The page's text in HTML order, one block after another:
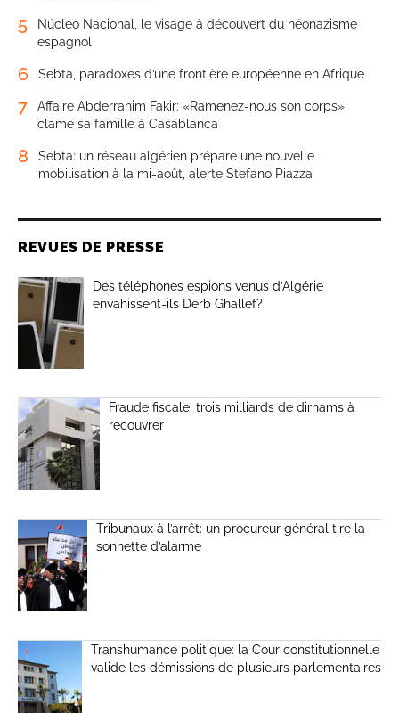
5
Núcleo Nacional, le visage à découvert du néonazisme
espagnol
6 Sebta, paradoxes d’une frontière européenne en Afrique
7
Affaire Abderrahim Fakir: «Ramenez-nous son corps»,
clame sa famille à Casablanca
8
Sebta: un réseau algérien prépare une nouvelle
mobilisation à la mi-août, alerte Stefano Piazza
REVUES DE PRESSE
Des téléphones espions venus d’Algérie
envahissent-ils Derb Ghallef?
Fraude fiscale: trois milliards de dirhams à
recouvrer
Tribunaux à l’arrêt: un procureur général tire la
sonnette d’alarme
Transhumance politique: la Cour constitutionnelle
valide les démissions de plusieurs parlementaires